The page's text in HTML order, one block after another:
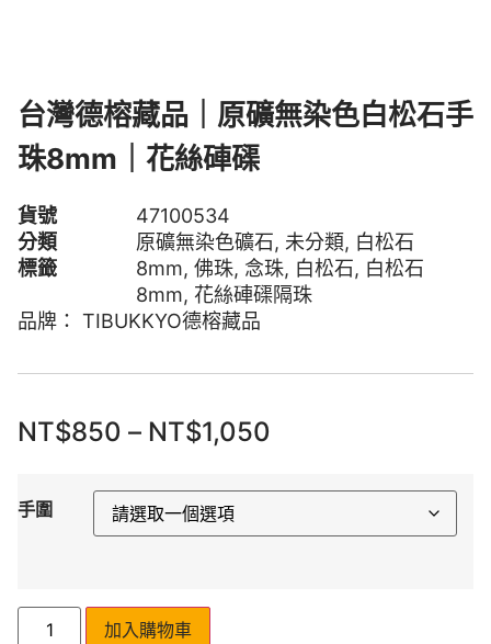
台灣德榕藏品｜原礦無染色白松石手
珠8mm｜花絲硨磲
貨號
47100534
分類
原礦無染色礦石, 未分類, 白松石
標籤
8mm, 佛珠, 念珠, 白松石, 白松石
8mm, 花絲硨磲隔珠
品牌： TIBUKKYO德榕藏品
NT$850 – NT$1,050
手圍
加入購物車